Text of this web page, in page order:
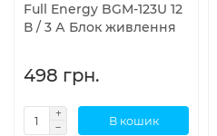
Full Energy BGM-123U 12
В / 3 А Блок живлення
498 грн.
В кошик